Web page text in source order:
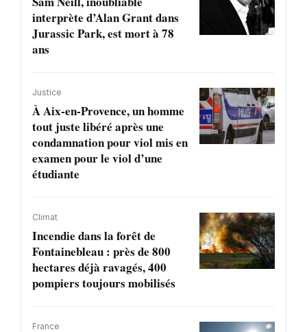
interprète d’Alan Grant dans
Jurassic Park, est mort à 78
ans
Justice
À Aix-en-Provence, un homme
tout juste libéré après une
condamnation pour viol mis en
examen pour le viol d’une
étudiante
Climat
Incendie dans la forêt de
Fontainebleau : près de 800
hectares déjà ravagés, 400
pompiers toujours mobilisés
France